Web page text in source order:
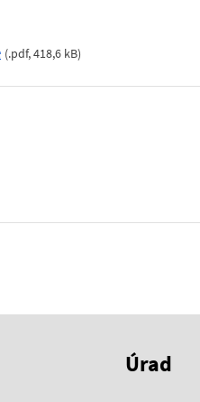
(.pdf,418,6 kB)
Úrad